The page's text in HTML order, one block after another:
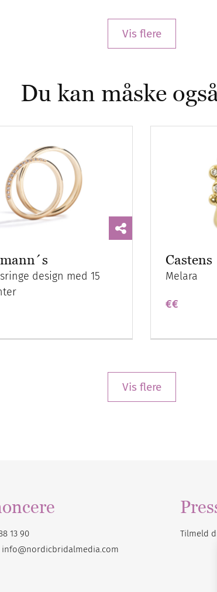
Vis flere
Du kan måske
design med 15
Castens
Melara
€€
Vis flere
13 90
info@nordicbridalmedia.com
Tilmeld